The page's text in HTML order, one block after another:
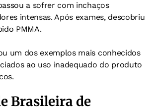
a sofrer com inchaços
intensas.Após exames, descobriu
PMMA.
um dos exemplos mais conhecidos
ao uso inadequado do produto
Brasileira de